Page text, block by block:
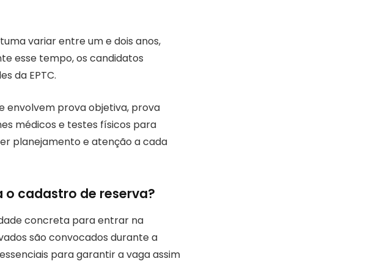
variar entre um e dois anos,
esse tempo, os candidatos
da EPTC.
envolvem prova objetiva, prova
médicos e testes físicos para
planejamento e atenção a cada
cadastro de reserva?
concreta para entrar na
são convocados durante a
para garantir a vaga assim